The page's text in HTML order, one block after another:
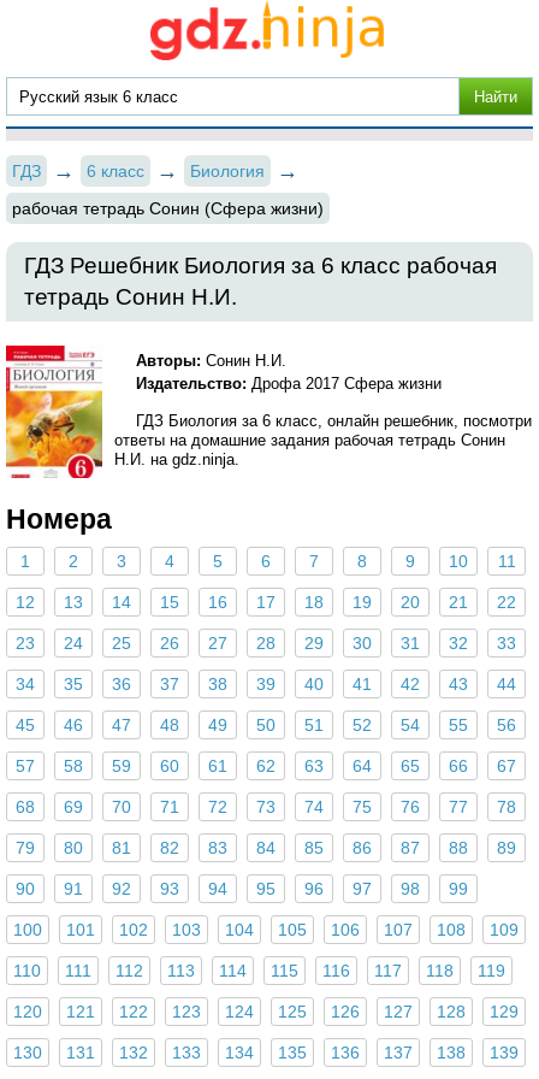
ГДЗ 6 класс
Биология
рабочая тетрадь Сонин (Сфера жизни)
ГДЗ Решебник Биология за 6 класс рабочая
тетрадь Сонин Н.И.
Авторы: Сонин Н.И.
Издательство:Дрофа 2017 Сфера жизни
ГДЗ Биология за 6 класс, онлайн решебник, посмотри
ответы на домашние задания рабочая тетрадь Сонин
Н.И. на gdz.ninja.
Номера
1 2 3 4 5 6 7 8 9 10 11
12 13 14 15 16 17 18 19 20 21 22
23 24 25 26 27 28 29 30 31 32 33
34 35 36 37 38 39 40 41 42 43 44
45 46 47 48 49 50 51 52 54 55 56
57 58 59 60 61 62 63 64 65 66 67
68 69 70 71 72 73 74 75 76 77 78
79 80 81 82 83 84 85 86 87 88 89
90 91 92 93 94 95 96 97 98 99
100 101 102 103 104 105 106 107 108 109
110 111 112 113 114 115 116 117 118 119
120 121 122 123 124 125 126 127 128 129
130 131 132 133 134 135 136 137 138 139